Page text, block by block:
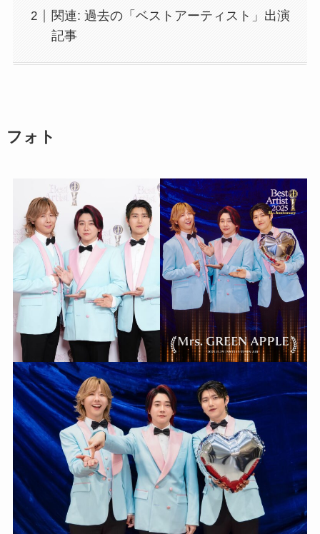
関連: 過去の「ベストアーティスト」出演
記事
フォト